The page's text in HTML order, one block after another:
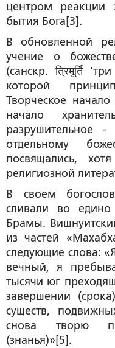
центром реакции
бытия Бога[3].
В обновленной
учение о
(санскр. त्रिमूर्ति
которой
Творческое
начало
разрушительное
отдельному
посвящались,
религиозной
В своем
сливали во
Брамы.
из частей
следующие слова:
вечный, я
тысячи юг
завершении
существ,
снова творю
(знанья)»[5].